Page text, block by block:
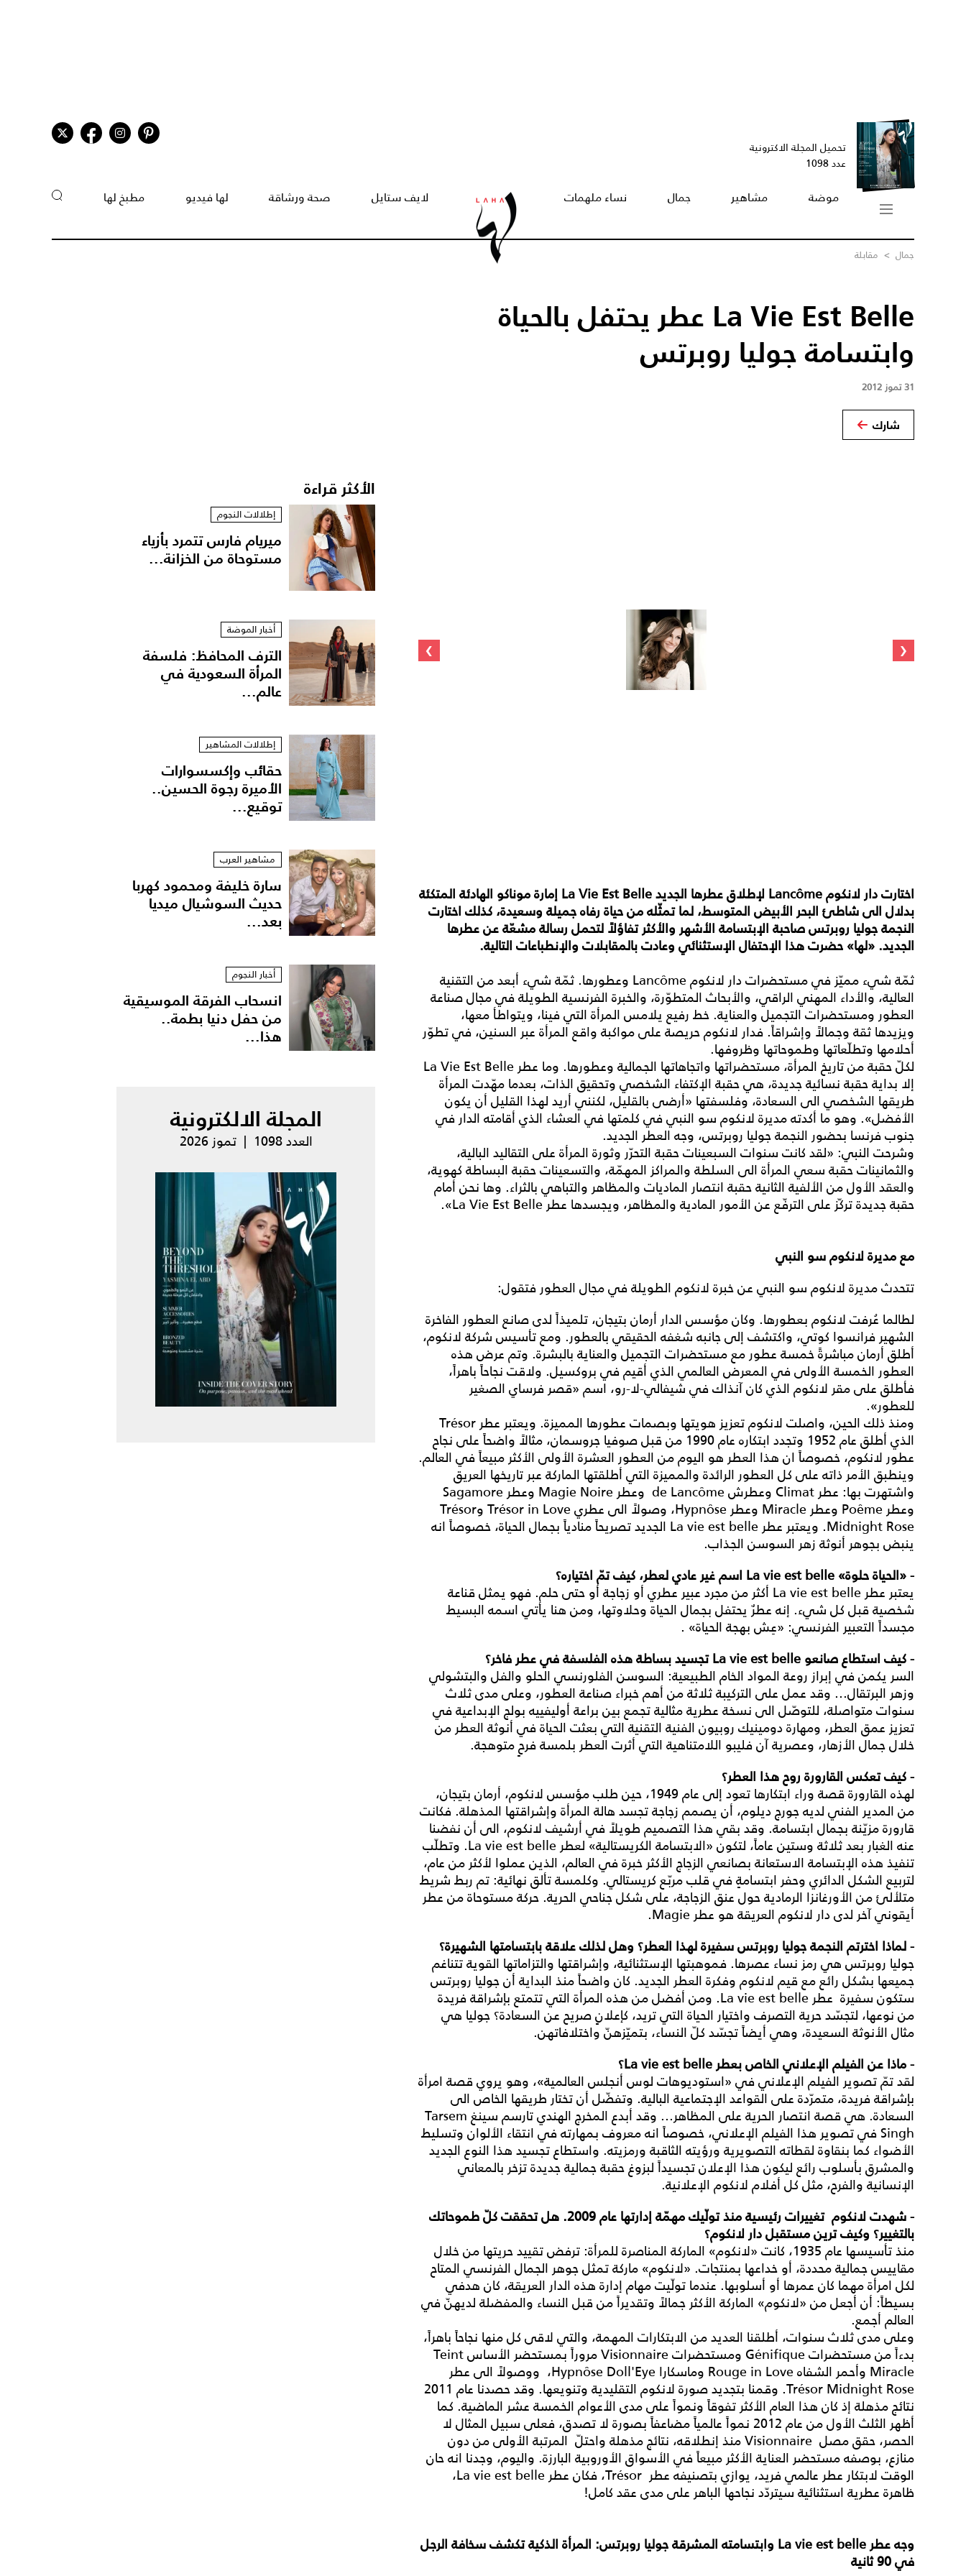
تحميل المجلة الاكترونية
عدد 1098
موضة مشاهير جمال نساء ملهمات لايف ستايل صحة ورشاقة لها فيديو مطبخ لها
جمال > مقابلة
La Vie Est Belle عطر يحتفل بالحياة
وابتسامة جوليا روبرتس
31 تموز 2012
شارك
‹
›
اختارت دار لانكومLancôme لإطلاق عطرها الجديد
La Vie Est Belle إمارة موناكو الهادئة المتكئة
بدلال الى شاطئ البحر الأبيض المتوسط، لما تمثّله من حياة رفاه جميلة وسعيدة، كذلك اختارت
النجمة جوليا روبرتس صاحبة الإبتسامة الأشهر والأكثر تفاؤلاً لتحمل رسالة مشعّة عن عطرها
الجديد. «لها» حضرت هذا الإحتفال الإستثنائي وعادت بالمقابلات والإنطباعات التالية.
ثمّة شيء مميّز في مستحضرات دار لانكوم Lancôme وعطورها. ثمّة شيء أبعد من التقنية
العالية، والأداء المهني الراقي، والأبحاث المتطوّرة، والخبرة الفرنسية الطويلة في مجال صناعة
العطور ومستحضرات التجميل والعناية. خط رفيع يلامس المرأة التي فينا، ويتواطأ معها،
ويزيدها ثقة وجمالاً وإشراقاً. فدار لانكوم حريصة على مواكبة واقع المرأة عبر السنين، في تطوّر
أحلامها وتطلّعاتها وطموحاتها وظروفها.
لكلّ حقبة من تاريخ المرأة، مستحضراتها واتجاهاتها الجمالية وعطورها. وما عطر La Vie Est Belle
إلا بداية حقبة نسائية جديدة، هي حقبة الإكتفاء الشخصي وتحقيق الذات، بعدما مهّدت المرأة
طريقها الشخصي الى السعادة، وفلسفتها «أرضى بالقليل، لكنني أريد لهذا القليل أن يكون
الأفضل». وهو ما أكدته مديرة لانكوم سو النبي في كلمتها في العشاء الذي أقامته الدار في
جنوب فرنسا بحضور النجمة جوليا روبرتس، وجه العطر الجديد.
وشرحت النبي: «لقد كانت سنوات السبعينات حقبة التحرّر وثورة المرأة على التقاليد البالية،
والثمانينات حقبة سعي المرأة الى السلطة والمراكز المهمّة، والتسعينات حقبة البساطة كهوية،
والعقد الأول من الألفية الثانية حقبة انتصار الماديات والمظاهر والتباهي بالثراء. وها نحن أمام
حقبة جديدة تركّز على الترفّع عن الأمور المادية والمظاهر، ويجسدها عطر La Vie Est Belle».
مع مديرة لانكوم سو النبي
تتحدث مديرة لانكوم سو النبي عن خبرة لانكوم الطويلة في مجال العطور فتقول:
لطالما عُرفت لانكوم بعطورها. وكان مؤسس الدار أرمان بتيجان، تلميذاً لدى صانع العطور الفاخرة
الشهير فرانسوا كوتي، واكتشف إلى جانبه شغفه الحقيقي بالعطور. ومع تأسيس شركة لانكوم،
أطلق أرمان مباشرةً خمسة عطور مع مستحضرات التجميل والعناية بالبشرة. وتم عرض هذه
العطور الخمسة الأولى في المعرض العالمي الذي أقيم في بروكسيل. ولاقت نجاحاً باهراً،
فأطلق على مقر لانكوم الذي كان آنذاك في شيفالي-لا-رو، اسم «قصر فرساي الصغير
للعطور».
ومنذ ذلك الحين، واصلت لانكوم تعزيز هويتها وبصمات عطورها المميزة. ويعتبر عطر Trésor
الذي أطلق عام 1952 وتجدد ابتكاره عام 1990 من قبل صوفيا جروسمان، مثالاً واضحاً على نجاح
عطور لانكوم، خصوصاً ان هذا العطر هو اليوم من العطور العشرة الأولى الأكثر مبيعاً في العالم.
وينطبق الأمر ذاته على كل العطور الرائدة والمميزة التي أطلقتها الماركة عبر تاريخها العريق
واشتهرت بها: عطر Climat وعطرش de Lancôme وعطر Magie Noire وعطر Sagamore
وعطر Poême وعطر Miracle وعطر Hypnôse، وصولاً الى عطري Trésor in Love وTrésor
Midnight Rose. ويعتبر عطر La vie est belle الجديد تصريحاً منادياً بجمال الحياة، خصوصاً انه
ينبض بجوهر أنوثة زهر السوسن الجذاب.
- «الحياة حلوة» La vie est belle اسم غير عادي لعطر، كيف تمّ اختياره؟
يعتبر عطر La vie est belle أكثر من مجرد عبير عطري أو زجاجة أو حتى حلم. فهو يمثل قناعة
شخصية قبل كل شيء. إنه عطرٌ يحتفل بجمال الحياة وحلاوتها، ومن هنا يأتي اسمه البسيط
مجسداً التعبير الفرنسي: «عِش بهجة الحياة» .
- كيف استطاع صانعو La vie est belle تجسيد بساطة هذه الفلسفة في عطر فاخر؟
السر يكمن في إبراز روعة المواد الخام الطبيعية: السوسن الفلورنسي الحلو والفل والبتشولي
وزهر البرتقال... وقد عمل على التركيبة ثلاثة من أهم خبراء صناعة العطور، وعلى مدى ثلاث
سنوات متواصلة، للتوصّل الى نسخة عطرية مثالية تجمع بين براعة أوليفييه بولج الإبداعية في
تعزيز عمق العطر، ومهارة دومينيك روبيون الفنية التقنية التي بعثت الحياة في أنوثة العطر من
خلال جمال الأزهار، وعصرية آن فليبو اللامتناهية التي أثرت العطر بلمسة فرحٍ متوهجة.
- كيف تعكس القارورة روح هذا العطر؟
لهذه القارورة قصة وراء ابتكارها تعود إلى عام 1949، حين طلب مؤسس لانكوم، أرمان بتيجان،
من المدير الفني لديه جورج ديلوم، أن يصمم زجاجة تجسد هالة المرأة وإشراقتها المذهلة. فكانت
قارورة مزيّنة بجمال ابتسامة. وقد بقي هذا التصميم طويلاً في أرشيف لانكوم، الى أن نفضنا
عنه الغبار بعد ثلاثة وستين عاماً، لتكون «الابتسامة الكريستالية» لعطر La vie est belle. وتطلّب
تنفيذ هذه الإبتسامة الاستعانة بصانعي الزجاج الأكثر خبرة في العالم، الذين عملوا لأكثر من عام،
لتربيع الشكل الدائري وحفر ابتسامةٍ في قلب مربّع كريستالي. وكلمسة تألق نهائية: تم ربط شريط
متلألئ من الأورغانزا الرمادية حول عنق الزجاجة، على شكل جناحي الحرية. حركة مستوحاة من عطر
أيقوني آخر لدى دار لانكوم العريقة هو عطر Magie.
- لماذا اخترتم النجمة جوليا روبرتس سفيرة لهذا العطر؟ وهل لذلك علاقة بابتسامتها الشهيرة؟
جوليا روبرتس هي رمز نساء عصرها. فموهبتها الإستثنائية، وإشراقتها والتزاماتها القوية تتناغم
جميعها بشكل رائع مع قيم لانكوم وفكرة العطر الجديد. كان واضحاً منذ البداية أن جوليا روبرتس
ستكون سفيرة عطر La vie est belle. ومن أفضل من هذه المرأة التي تتمتع بإشراقة فريدة
من نوعها، لتجسّد حرية التصرف واختيار الحياة التي تريد، كإعلانٍ صريح عن السعادة؟ جوليا هي
مثال الأنوثة السعيدة، وهي أيضاً تجسّد كلّ النساء، بتميّزهنّ واختلافاتهن.
- ماذا عن الفيلم الإعلاني الخاص بعطر La vie est belle؟
لقد تمّ تصوير الفيلم الإعلاني في «استوديوهات لوس أنجلس العالمية»، وهو يروي قصة امرأة
بإشراقة فريدة، متمرّدة على القواعد الإجتماعية البالية. وتفضّل أن تختار طريقها الخاص الى
السعادة. هي قصة انتصار الحرية على المظاهر... وقد أبدع المخرج الهندي تارسم سينغ Tarsem
Singh في تصوير هذا الفيلم الإعلاني، خصوصاً انه معروف بمهارته في انتقاء الألوان وتسليط
الأضواء كما بنقاوة لقطاته التصويرية ورؤيته الثاقبة ورمزيته. واستطاع تجسيد هذا النوع الجديد
والمشرق بأسلوب رائع ليكون هذا الإعلان تجسيداً لبزوغ حقبة جمالية جديدة تزخر بالمعاني
الإنسانية والفرح، مثل كل أفلام لانكوم الإعلانية.
- شهدت لانكوم تغييرات رئيسية منذ تولّيك مهمّة إدارتها عام 2009. هل تحققت كلّ طموحاتك
بالتغيير؟ وكيف ترين مستقبل دار لانكوم؟
منذ تأسيسها عام 1935، كانت «لانكوم» الماركة المناصرة للمرأة: ترفض تقييد حريتها من خلال
مقاييس جمالية محددة، أو خداعها بمنتجات. «لانكوم» ماركة تمثل جوهر الجمال الفرنسي المتاح
لكل امرأة مهما كان عمرها أو أسلوبها. عندما تولّيت مهام إدارة هذه الدار العريقة، كان هدفي
بسيطاً: أن أجعل من «لانكوم» الماركة الأكثر جمالاً وتقديراً من قبل النساء والمفضلة لديهنّ في
العالم أجمع.
وعلى مدى ثلاث سنوات، أطلقنا العديد من الابتكارات المهمة، والتي لاقى كل منها نجاحاً باهراً،
بدءاً من مستحضرات Génifique ومستحضرات Visionnaire مروراً بمستحضر الأساس Teint
Miracle وأحمر الشفاه Rouge in Love وماسكارا Hypnôse Doll'Eye، ووصولاً الى عطر
Trésor Midnight Rose. وقمنا بتجديد صورة لانكوم التقليدية وتنويعها. وقد حصدنا عام 2011
نتائج مذهلة إذ كان هذا العام الأكثر تفوقاً ونمواً على مدى الأعوام الخمسة عشر الماضية. كما
أظهر الثلث الأول من عام 2012 نمواً عالمياً مضاعفاً بصورة لا تصدق، فعلى سبيل المثال لا
الحصر، حقق مصل Visionnaire منذ إنطلاقه، نتائج مذهلة واحتلّ المرتبة الأولى من دون
منازع، بوصفه مستحضر العناية الأكثر مبيعاً في الأسواق الأوروبية البارزة. واليوم، وجدنا انه حان
الوقت لابتكار عطر عالمي فريد، يوازي بتصنيفه عطر Trésor، فكان عطر La vie est belle،
ظاهرة عطرية استثنائية سيتردّد نجاحها الباهر على مدى عقد كامل!
وجه عطر
La vie est belle وابتسامته المشرقة جوليا روبرتس: المرأة الذكية تكشف سخافة الرجل
في 90 ثانية
الأكثر قراءة
إطلالات النجوم
ميريام فارس تتمرد بأزياء
مستوحاة من الخزانة...
أخبار الموضة
الترف المحافظ: فلسفة
المرأة السعودية في
عالم...
إطلالات المشاهير
حقائب وإكسسوارات
الأميرة رجوة الحسين..
توقيع...
مشاهير العرب
سارة خليفة ومحمود كهربا
حديث السوشيال ميديا
بعد...
أخبار النجوم
انسحاب الفرقة الموسيقية
من حفل دنيا بطمة..
هذا...
المجلة الالكترونية
العدد 1098 | تموز 2026